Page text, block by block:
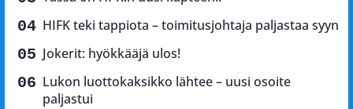
HIFK teki tappiota – toimitusjohtaja paljastaa syyn
Jokerit: hyökkääjä ulos!
Lukon luottokaksikko lähtee – uusi osoite
paljastui